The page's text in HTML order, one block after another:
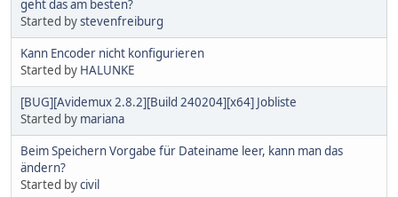
geht das am besten?
Started bystevenfreiburg
Kann Encoder nicht konfigurieren
Started by HALUNKE
[BUG][Avidemux 2.8.2][Build 240204][x64] Jobliste
Started by mariana
Beim Speichern Vorgabe für Dateiname leer, kann man das
ändern?
Started bycivil